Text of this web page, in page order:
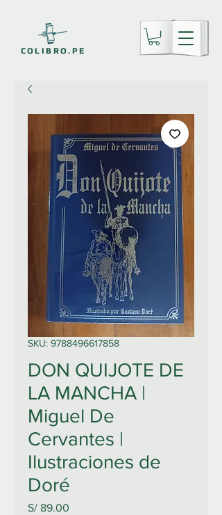
COLIBRO.PE
SKU: 9788496617858
DON QUIJOTE DE
LA MANCHA |
Miguel De
Cervantes |
Ilustraciones de
Doré
S/ 89.00